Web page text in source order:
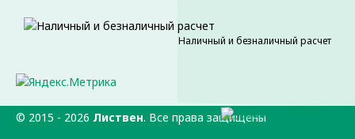
Наличный и безналичный расчет
© 2015 - 2026 Листвен. Все права защищены